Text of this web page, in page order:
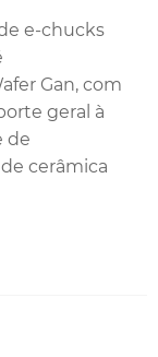
e-chucks
Gan, com
geral à
de
cerâmica